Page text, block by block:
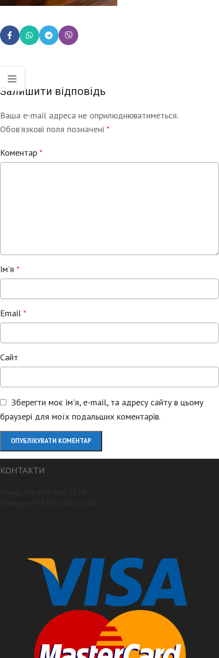
Залишити відповідь
Ваша e-mail адреса не оприлюднюватиметься.
Обов’язкові поля позначені *
Коментар *
Ім'я *
Email *
Сайт
Зберегти моє ім'я, e-mail, та адресу сайту в цьому
браузері для моїх подальших коментарів.
Alternative:
КОНТАКТИ